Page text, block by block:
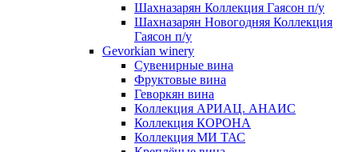
Шахназарян Коллекция Гаясон п/у
Шахназарян Новогодняя Коллекция
Гаясон п/у
Gevorkian winery
Сувенирные вина
Фруктовые вина
Геворкян вина
Коллекция АРИАЦ. АНАИС
Коллекция КОРОНА
Коллекция МИ ТАС